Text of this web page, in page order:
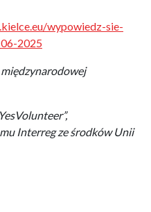
wypowiedz-sie-
2025
Interreg ze środków Unii